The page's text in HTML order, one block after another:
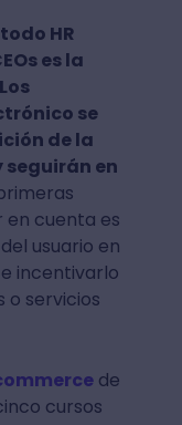
HR
es la
se
de la
seguirán en
en cuenta es
usuario en
incentivarlo
o servicios
de
cursos